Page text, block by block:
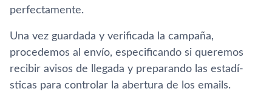
perfectamente.
Una vez guardada y verificada la campaña,
procedemos al enví­o, especificando si queremos
recibir avisos de llegada y preparando las estadí­
sticas para controlar la abertura de los emails.